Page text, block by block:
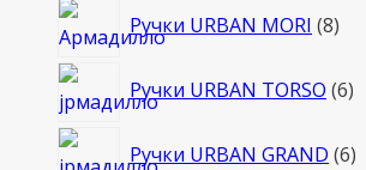
Ручки URBAN MORI 88
Ручки URBAN TORSO 66
Ручки URBAN GRAND 66